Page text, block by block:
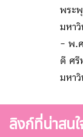
พระ
มหา
- พ.
ดี ศรี
มหา
ลิงก์ที่น่าสนใ